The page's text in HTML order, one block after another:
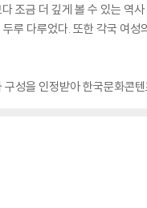
다 조금 더 깊게 볼 수 있는
루 다루었다. 또한 각국 여
구성을 인정받아 한국문화콘